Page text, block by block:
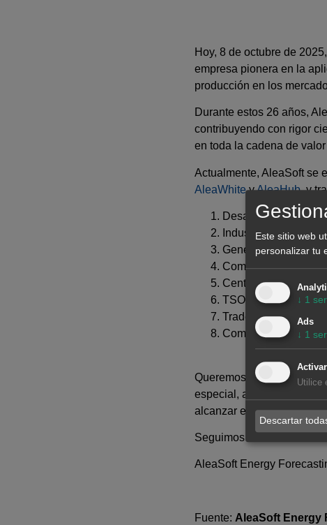
Hoy, 8 de octubre de
empresa pionera en la
producción en los
Durante estos 26 años,
contribuyendo con rigor
en toda la cadena de
Actualmente, AleaSoft se
AleaWhiteyAleaHub, y
Desarrolladores de
Industria, grandes
Generadores
Comercializadoras
Centros de control
TSO y distribuidoras
Traders,
Combustibles
Queremos agradecer
especial, al equipo de
alcanzar este nuevo hito.
Seguimos mirando al
AleaSoft Energy
Fuente: AleaSoft Energy
Este sitio web
personalizar tu
↓ 1
Ads
↓ 1
Utilice
Descartar